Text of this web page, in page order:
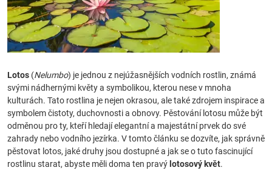
Lotos (Nelumbo) je jednou z nejúžasnějších vodních rostlin, známá
svými nádhernými květy a symbolikou, kterou nese v mnoha
kulturách. Tato rostlina je nejen okrasou, ale také zdrojem inspirace a
symbolem čistoty, duchovnosti a obnovy. Pěstování lotosu může být
odměnou pro ty, kteří hledají elegantní a majestátní prvek do své
zahrady nebo vodního jezírka. V tomto článku se dozvíte, jak správně
pěstovat lotos, jaké druhy jsou dostupné a jak se o tuto fascinující
rostlinu starat, abyste měli doma ten pravý lotosový květ.